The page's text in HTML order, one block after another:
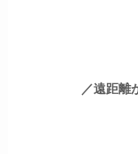
／遠距離